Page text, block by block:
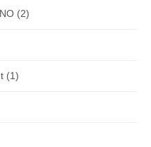
(2)
(1)